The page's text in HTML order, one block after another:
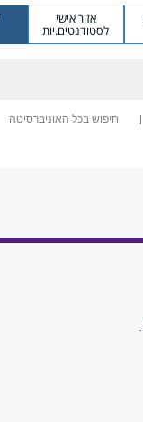
אזור אישי
לסטודנטים.יות
חיפוש בכל האוניברסיטה